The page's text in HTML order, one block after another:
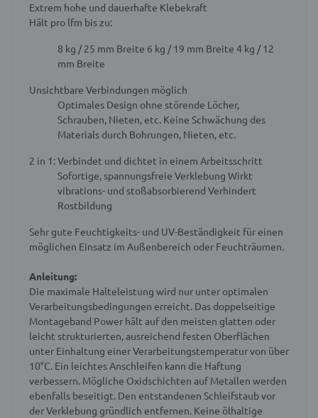
Extrem hohe und dauerhafte Klebekraft
Hält pro lfm bis zu:
8 kg / 25 mm Breite 6 kg / 19 mm Breite 4 kg / 12
mm Breite
Unsichtbare Verbindungen möglich
Optimales Design ohne störende Löcher,
Schrauben, Nieten, etc. Keine Schwächung des
Materials durch Bohrungen, Nieten, etc.
2 in 1: Verbindet und dichtet in einem Arbeitsschritt
Sofortige, spannungsfreie Verklebung Wirkt
vibrations- und stoßabsorbierend Verhindert
Rostbildung
Sehr gute Feuchtigkeits- und UV-Beständigkeit für einen
möglichen Einsatz im Außenbereich oder Feuchträumen.
Anleitung:
Die maximale Halteleistung wird nur unter optimalen
Verarbeitungsbedingungen erreicht. Das doppelseitige
Montageband Power hält auf den meisten glatten oder
leicht strukturierten, ausreichend festen Oberflächen
unter Einhaltung einer Verarbeitungstemperatur von über
10°C. Ein leichtes Anschleifen kann die Haftung
verbessern. Mögliche Oxidschichten auf Metallen werden
ebenfalls beseitigt. Den entstandenen Schleifstaub vor
der Verklebung gründlich entfernen. Keine ölhaltige